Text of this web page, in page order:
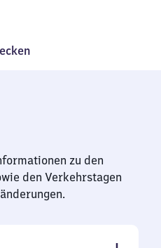
zu den
den Verkehrstagen